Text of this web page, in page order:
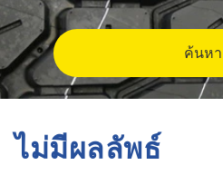
ค้นหา
ไม่มีผลลัพธ์